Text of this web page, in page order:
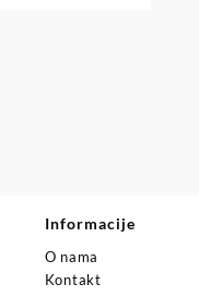
Informacije
O nama
Kontakt